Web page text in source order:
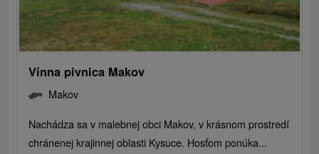
Vínna pivnica Makov
Makov
Nachádza sa v malebnej obci Makov, v krásnom prostredí
chránenej krajinnej oblasti Kysuce. Hosťom ponúka...